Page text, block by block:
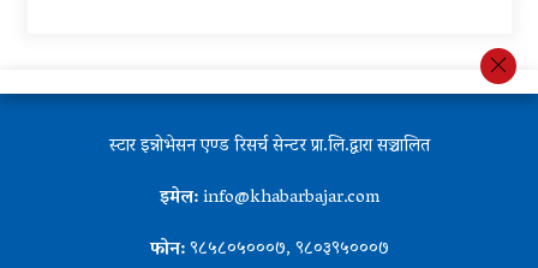
स्टार इन्नोभेसन एण्ड रिसर्च सेन्टर प्रा.लि.द्वारा सञ्चालित
इमेल:info@khabarbajar.com
फोन:९८५८०५०००७, ९८०३९५०००७